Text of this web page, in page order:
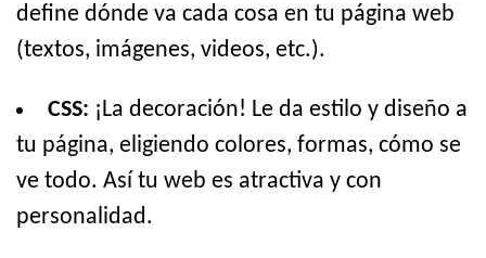
define dónde va cada cosa en tu página web
(textos, imágenes, videos, etc.).
CSS: ¡La decoración! Le da estilo y diseño a
tu página, eligiendo colores, formas, cómo se
ve todo. Así tu web es atractiva y con
personalidad.